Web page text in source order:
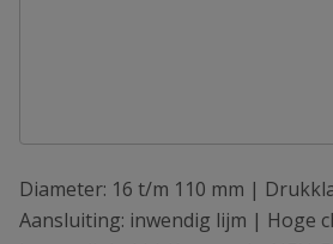
Diameter: 16 t/m 110 mm |
Aansluiting: inwendig lijm | Hoge